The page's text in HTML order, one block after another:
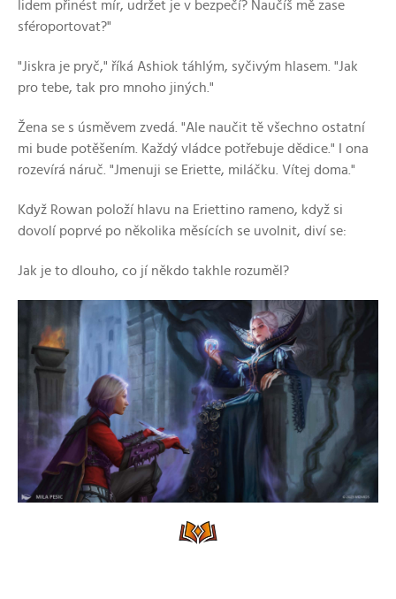
lidem přinést mír, udržet je v bezpečí? Naučíš mě zase
sféroportovat?"
"Jiskra je pryč," říká Ashiok táhlým, syčivým hlasem. "Jak
pro tebe, tak pro mnoho jiných."
Žena se s úsměvem zvedá. "Ale naučit tě všechno ostatní
mi bude potěšením. Každý vládce potřebuje dědice." I ona
rozevírá náruč. "Jmenuji se Eriette, miláčku. Vítej doma."
Když Rowan položí hlavu na Eriettino rameno, když si
dovolí poprvé po několika měsících se uvolnit, diví se:
Jak je to dlouho, co jí někdo takhle rozuměl?